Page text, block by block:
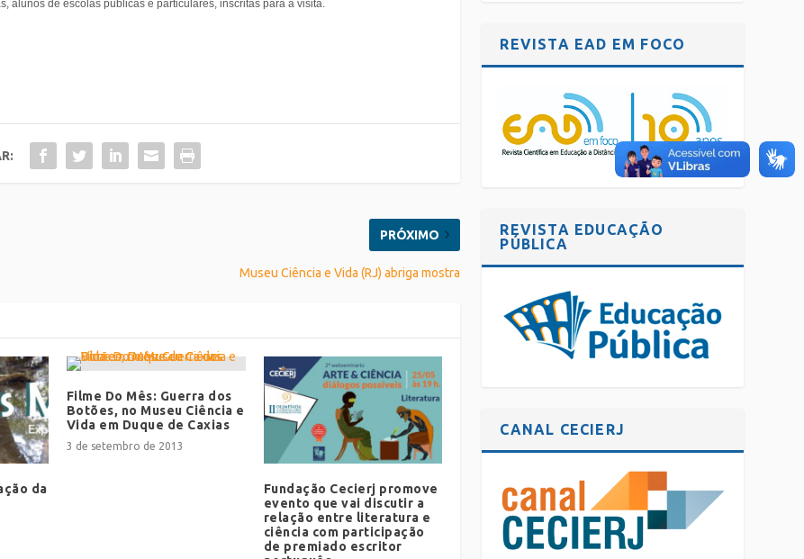
alunos de escolas públicas e particulares, inscritas para a visita.
PRÓXIMO
Museu Ciência e Vida (RJ) abriga mostra
da
Filme Do Mês: Guerra dos
Botões, no Museu Ciência e
Vida em Duque de Caxias
3 de setembro de 2013
Fundação Cecierj promove
evento que vai discutir a
relação entre literatura e
ciência com participação
de premiado escritor
REVISTA EAD EM FOCO
REVISTA EDUCAÇÃO
PÚBLICA
CANAL CECIERJ